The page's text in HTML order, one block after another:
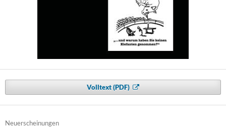
Volltext (PDF)
Neuerscheinungen